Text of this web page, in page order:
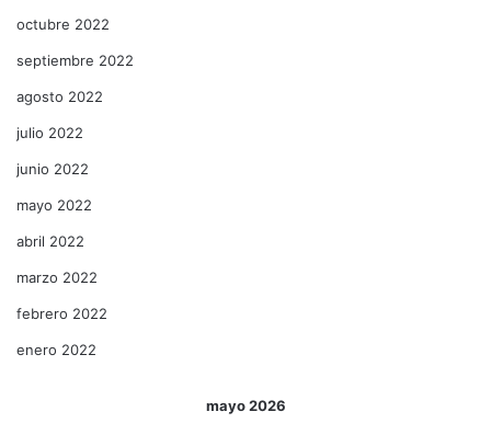
octubre 2022
septiembre 2022
agosto 2022
julio 2022
junio 2022
mayo 2022
abril 2022
marzo 2022
febrero 2022
enero 2022
mayo 2026